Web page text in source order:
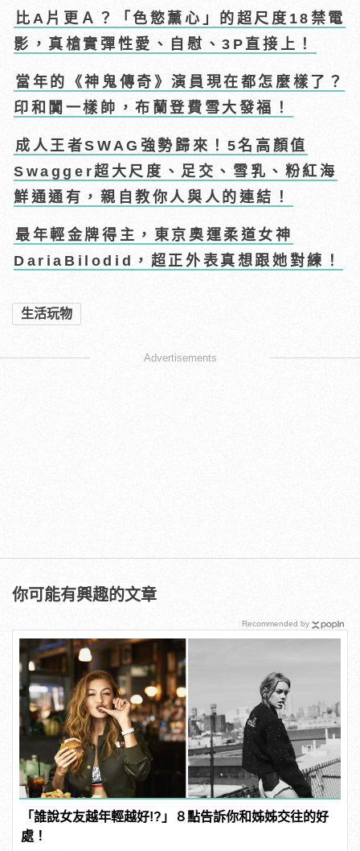
比A片更Ａ？「色慾薰心」的超尺度18禁電
影，真槍實彈性愛、自慰、3P直接上！
當年的《神鬼傳奇》演員現在都怎麼樣了？
印和闐一樣帥，布蘭登費雪大發福！
成人王者SWAG強勢歸來！5名高顏值
Swagger超大尺度、足交、雪乳、粉紅海
鮮通通有，親自教你人與人的連結！
最年輕金牌得主，東京奧運柔道女神
DariaBilodid，超正外表真想跟她對練！
生活玩物
Advertisements
你可能有興趣的文章
「誰說女友越年輕越好!?」８點告訴你和姊姊交往的好
處！
Recommended by